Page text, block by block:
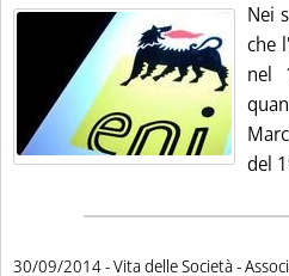
Nei
che
nel
del
30/09/2014- Vita delle Società -